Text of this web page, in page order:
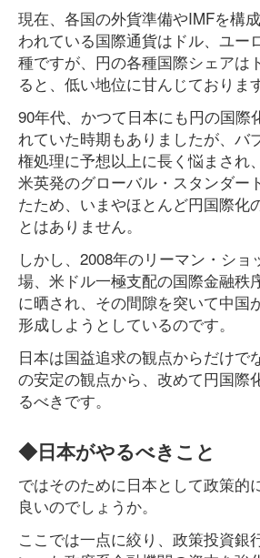
現在、各国の外貨準備やIMFを構
われている国際通貨はドル、ユー
種ですが、円の各種国際シェアは
ると、低い地位に甘んじておりま
90年代、かつて日本にも円の国際
れていた時期もありましたが、バ
権処理に予想以上に長く悩まされ
米英発のグローバル・スタンダー
たため、いまやほとんど円国際化
とはありません。
しかし、2008年のリーマン・シ
場、米ドル一極支配の国際金融秩
に晒され、その間隙を突いて中国
形成しようとしているのです。
日本は国益追求の観点からだけで
の安定の観点から、改めて円国際
るべきです。
◆日本がやるべきこと
ではそのために日本として政策的
良いのでしょうか。
ここでは一点に絞り、政策投資銀